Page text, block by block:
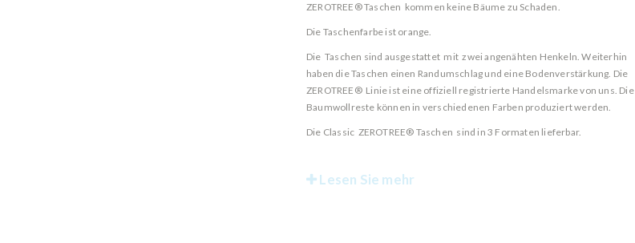
ZEROTREE® Taschen kommen keine Bäume zu Schaden.
Die Taschenfarbe ist orange.
Die Taschen sind ausgestattet mit zwei angenähten Henkeln. Weiterhin
haben die Taschen einen Randumschlag und eine Bodenverstärkung. Die
ZEROTREE® Linie ist eine offiziell registrierte Handelsmarke von uns. Die
Baumwollreste können in verschiedenen Farben produziert werden.
Die Classic ZEROTREE® Taschen sind in 3 Formaten lieferbar.
Lesen Sie mehr